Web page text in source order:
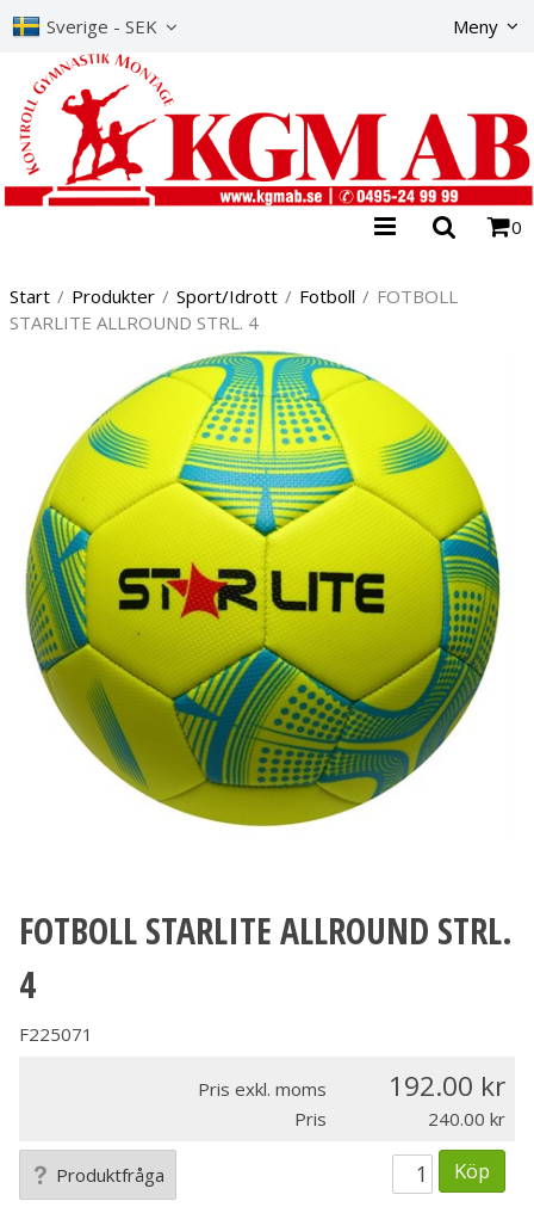
Sverige - SEK Meny
0
Start / Produkter / Sport/Idrott / Fotboll / FOTBOLL
STARLITE ALLROUND STRL. 4
FOTBOLL STARLITE ALLROUND STRL.
4
F225071
Pris exkl. moms 192.00
Pris 240.00
Produktfråga Köp